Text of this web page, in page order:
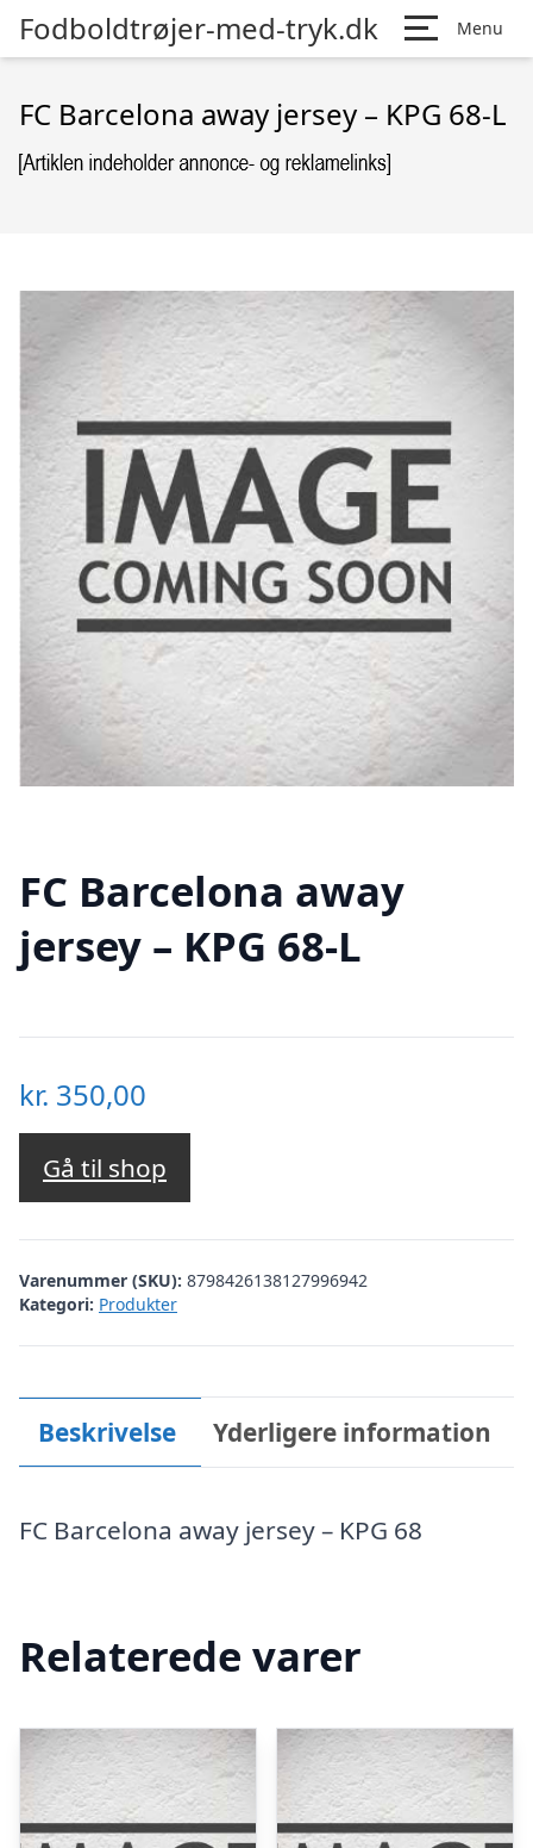
Fodboldtrøjer-med-tryk.dk Menu
FC Barcelona away jersey – KPG 68-L
FC Barcelona away
jersey – KPG 68-L
kr. 350,00
Gå til shop
Varenummer (SKU): 8798426138127996942
Kategori: Produkter
Beskrivelse Yderligere information
FC Barcelona away jersey – KPG 68
Relaterede varer